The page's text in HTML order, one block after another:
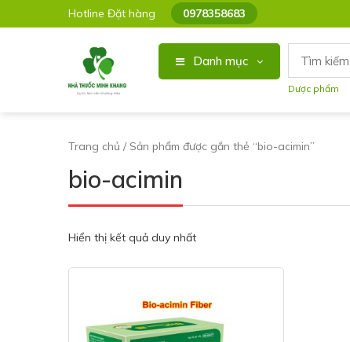
Hotline Đặt hàng 0978358683
Danh mục
Dược phẩm
Trang chủ / Sản phẩm được gắn thẻ “bio-acimin”
bio-acimin
Hiển thị kết quả duy nhất